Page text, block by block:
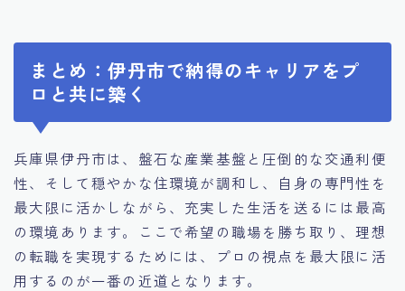
まとめ：伊丹市で納得のキャリアをプ
ロと共に築く
兵庫県伊丹市は、盤石な産業基盤と圧倒的な交通利便
性、そして穏やかな住環境が調和し、自身の専門性を
最大限に活かしながら、充実した生活を送るには最高
の環境あります。ここで希望の職場を勝ち取り、理想
の転職を実現するためには、プロの視点を最大限に活
用するのが一番の近道となります。